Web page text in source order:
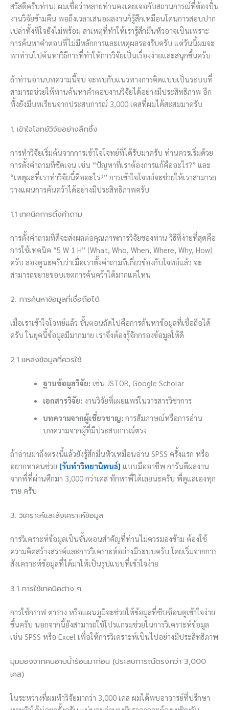
สวัสดีครับท่าน! ผมเชื่อว่าหลายท่านคงเคยเจอกับสถานการณ์ที่ต้องปั่น
งานวิจัยข้ามคืน พอถึงเวลาเสนอผลงานก็รู้สึกเหมือนโดนการสอบปาก
เปล่าทั้งที่ใจยังไม่พร้อม สาเหตุที่ทำให้เรารู้สึกมึนหัวอาจเป็นเพราะ
การค้นหาคำตอบที่ไม่มีหลักการและเหตุผลรองรับครับ แต่วันนี้ผมจะ
พาท่านไปค้นหาวิธีการที่ทำให้การวิจัยเป็นเรื่องง่ายและสนุกขึ้นครับ
ถ้าท่านอ่านบทความนี้จบ จะพบกับแนวทางการคิดแบบเป็นระบบที่
สามารถช่วยให้ท่านค้นหาคำตอบงานวิจัยได้อย่างมีประสิทธิภาพ อีก
ทั้งยังมีบทเรียนจากประสบการณ์ 3,000 เคสที่ผมได้สะสมมาครับ
1. เข้าใจโจทย์วิจัยอย่างลึกซึ้ง
การทำวิจัยเริ่มต้นจากการเข้าใจโจทย์ที่ได้รับมาครับ ท่านควรเริ่มด้วย
การตั้งคำถามที่ชัดเจน เช่น “ปัญหาที่เราต้องการแก้คืออะไร?” และ
“เหตุผลที่เราทำวิจัยนี้คืออะไร?” การเข้าใจโจทย์จะช่วยให้เราสามารถ
วางแผนการค้นคว้าได้อย่างมีประสิทธิภาพครับ
1.1 เทคนิคการตั้งคำถาม
การตั้งคำถามที่ดีจะส่งผลต่อคุณภาพการวิจัยของท่าน วิธีที่ง่ายที่สุดคือ
การใช้เทคนิค “5 W 1 H” (What, Who, When, Where, Why, How)
ครับ ลองดูนะครับว่าเมื่อเราตั้งคำถามที่เกี่ยวข้องกับโจทย์แล้ว จะ
สามารถขยายขอบเขตการค้นคว้าได้มากแค่ไหน
2. การค้นหาข้อมูลที่เชื่อถือได้
เมื่อเราเข้าใจโจทย์แล้ว ขั้นตอนถัดไปคือการค้นหาข้อมูลที่เชื่อถือได้
ครับ ในยุคนี้ข้อมูลมีมากมาย เราจึงต้องรู้จักกรองข้อมูลให้ดี
2.1 แหล่งข้อมูลที่ควรใช้
ฐานข้อมูลวิจัย: เช่น JSTOR, Google Scholar
เอกสารวิจัย: งานวิจัยที่เผยแพร่ในวารสารวิชาการ
บทความจากผู้เชี่ยวชาญ: การสัมภาษณ์หรือการอ่าน
บทความจากผู้ที่มีประสบการณ์ตรง
ถ้าอ่านมาถึงตรงนี้แล้วยังรู้สึกมึนหัวเหมือนอ่าน SPSS ครั้งแรก หรือ
อยากหาคนช่วย [รับทำวิทยานิพนธ์] แบบมืออาชีพ การันตีผลงาน
จากพี่ที่ผ่านศึกมา 3,000 กว่าเคส ทักหาพี่ได้เลยนะครับ พี่ดูแลเองทุก
ราย ครับ
3. วิเคราะห์และสังเคราะห์ข้อมูล
การวิเคราะห์ข้อมูลเป็นขั้นตอนสำคัญที่ท่านไม่ควรมองข้าม ต้องใช้
ความคิดสร้างสรรค์และการวิเคราะห์อย่างมีระบบครับ โดยเริ่มจากการ
สังเคราะห์ข้อมูลที่ได้มาให้เป็นรูปแบบที่เข้าใจง่าย
3.1 การใช้เทคนิคต่าง ๆ
การใช้กราฟ ตาราง หรือแผนภูมิจะช่วยให้ข้อมูลที่ซับซ้อนดูเข้าใจง่าย
ขึ้นครับ นอกจากนี้ยังสามารถใช้โปรแกรมช่วยในการวิเคราะห์ข้อมูล
เช่น SPSS หรือ Excel เพื่อให้การวิเคราะห์เป็นไปอย่างมีประสิทธิภาพ
มุมมองจากคนอาบน้ำร้อนมาก่อน (ประสบการณ์ตรงกว่า 3,000
เคส)
ในระหว่างที่ผมทำวิจัยมากว่า 3,000 เคส ผมได้พบอาจารย์ที่ปรึกษา